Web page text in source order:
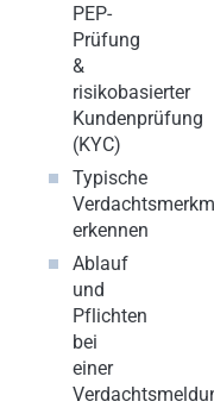
PEP-
Prüfung
&
risikobasierter
Kundenprüfung
(KYC)
Typische
erkennen
Ablauf
und
Pflichten
bei
einer